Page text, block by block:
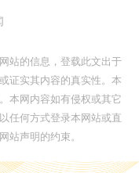
站的信息，登载此文出于
证实其内容的真实性。本
本网内容如有侵权或其它
任何方式登录本网站或直
站声明的约束。